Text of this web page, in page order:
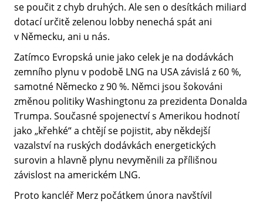
se poučit z chyb druhých. Ale sen o desítkách miliard
dotací určitě zelenou lobby nenechá spát ani
v Německu, ani u nás.
Zatímco Evropská unie jako celek je na dodávkách
zemního plynu v podobě LNG na USA závislá z 60 %,
samotné Německo z 90 %. Němci jsou šokováni
změnou politiky Washingtonu za prezidenta Donalda
Trumpa. Současné spojenectví s Amerikou hodnotí
jako „křehké“ a chtějí se pojistit, aby někdejší
vazalství na ruských dodávkách energetických
surovin a hlavně plynu nevyměnili za přílišnou
závislost na americkém LNG.
Proto kancléř Merz počátkem února navštívil